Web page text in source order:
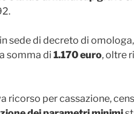
sede di decreto di
somma di 1.170 euro, oltre
ricorso per cassazione,